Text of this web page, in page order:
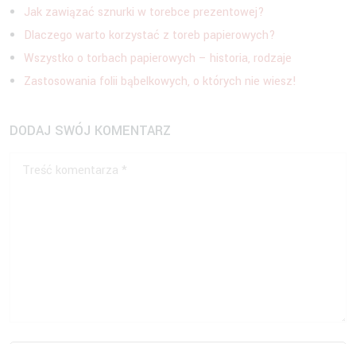
Jak zawiązać sznurki w torebce prezentowej?
Dlaczego warto korzystać z toreb papierowych?
Wszystko o torbach papierowych – historia, rodzaje
Zastosowania folii bąbelkowych, o których nie wiesz!
DODAJ SWÓJ KOMENTARZ